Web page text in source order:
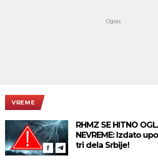
VREME
RHMZ SE HITNO
NEVREME: Izdato
tri dela Srbije!